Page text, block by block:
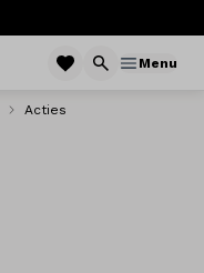
Menu
Acties